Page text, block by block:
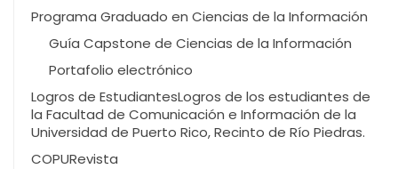
Programa Graduado en Ciencias de la Información
Guía Capstone de Ciencias de la Información
Portafolio electrónico
Logros de EstudiantesLogros de los estudiantes de
la Facultad de Comunicación e Información de la
Universidad de Puerto Rico, Recinto de Río Piedras.
COPURevista